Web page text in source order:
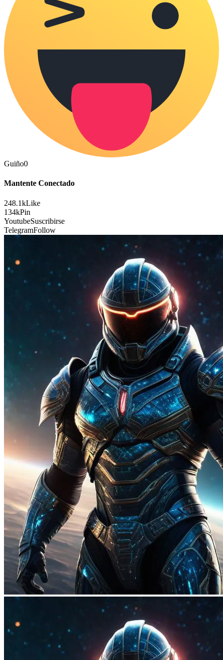
Guiño0
Mantente Conectado
248.1kLike
134kPin
YoutubeSuscribirse
TelegramFollow